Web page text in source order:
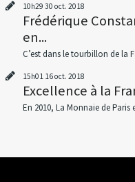
10h29 30 oct. 2018
Frédérique
en...
C’est dans le tourbillon de la
15h01 16oct. 2018
Excellence à la
En 2010, La Monnaie de Paris